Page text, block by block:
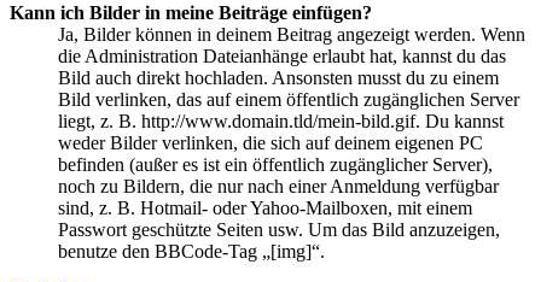
Kann ich Bilder in meine Beiträge einfügen?
Ja, Bilder können in deinem Beitrag angezeigt werden. Wenn
die Administration Dateianhänge erlaubt hat, kannst du das
Bild auch direkt hochladen. Ansonsten musst du zu einem
Bild verlinken, das auf einem öffentlich zugänglichen Server
liegt, z. B. http://www.domain.tld/mein-bild.gif. Du kannst
weder Bilder verlinken, die sich auf deinem eigenen PC
befinden (außer es ist ein öffentlich zugänglicher Server),
noch zu Bildern, die nur nach einer Anmeldung verfügbar
sind, z. B. Hotmail- oder Yahoo-Mailboxen, mit einem
Passwort geschützte Seiten usw. Um das Bild anzuzeigen,
benutze den BBCode-Tag „[img]“.